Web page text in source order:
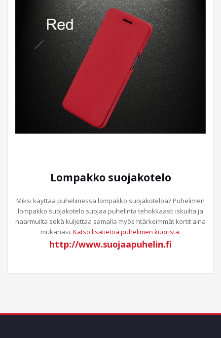
Lompakko suojakotelo
Miksi käyttää puhelimessa lompakko suojakoteloa? Puhelimen
lompakko suojakotelo suojaa puhelinta tehokkaasti iskuilta ja
naarmuilta sekä kuljettaa samalla myös htärkeimmät kortit aina
mukanasi. Katso lisätietoa puhelimen kuorista.
http://www.suojaapuhelin.fi